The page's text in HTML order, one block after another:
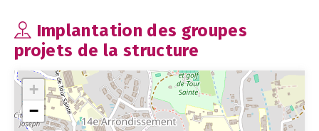
Implantation des groupes
projets de la structure
+
−